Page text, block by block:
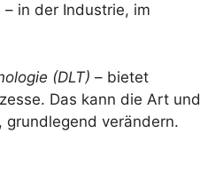
in der Industrie, im
(DLT) – bietet
Das kann die Art und
verändern.